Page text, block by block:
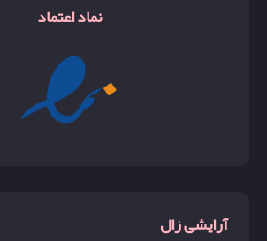
نماد اعتماد
آرایشی زال